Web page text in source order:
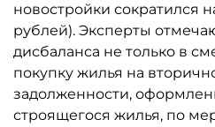
новостройки сократился
рублей). Эксперты
дисбаланса не только в
покупку жилья на
задолженности,
строящегося жилья, по